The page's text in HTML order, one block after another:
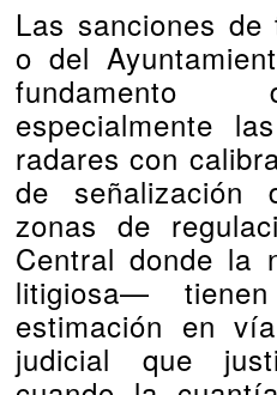
Las sanciones
o del
especialmente
radares con
de señalización
zonas de
Central donde la
litigiosa—
estimación en
judicial que